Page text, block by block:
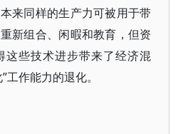
来同样的生产力可被用于带
新组合、闲暇和教育，但资
这些技术进步带来了经济混
作能力的退化。